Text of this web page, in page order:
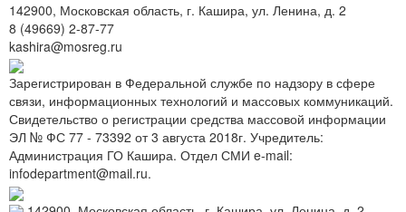
142900, Московская область, г. Кашира, ул. Ленина, д. 2
8 (49669) 2-87-77
kashira@mosreg.ru
Зарегистрирован в Федеральной службе по надзору в сфере
связи, информационных технологий и массовых коммуникаций.
Свидетельство о регистрации средства массовой информации
ЭЛ № ФС 77 - 73392 от 3 августа 2018г. Учредитель:
Администрация ГО Кашира. Отдел СМИ e-mail:
infodepartment@mail.ru.